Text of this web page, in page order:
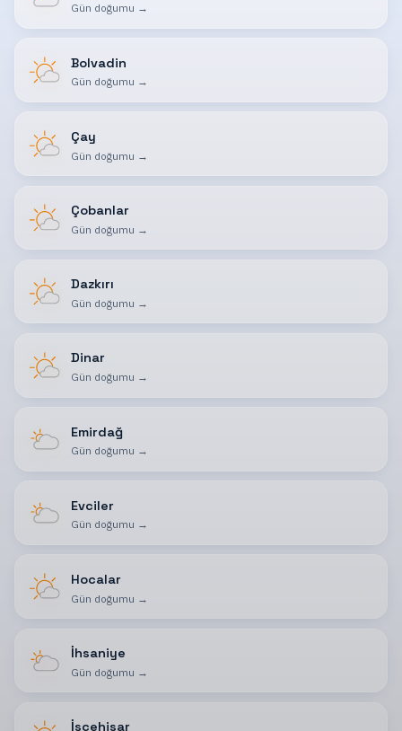
Gün doğumu →
Bolvadin
Gün doğumu →
Çay
Gün doğumu →
Çobanlar
Gün doğumu →
Dazkırı
Gün doğumu →
Dinar
Gün doğumu →
Emirdağ
Gün doğumu →
Evciler
Gün doğumu →
Hocalar
Gün doğumu →
İhsaniye
Gün doğumu →
İscehisar